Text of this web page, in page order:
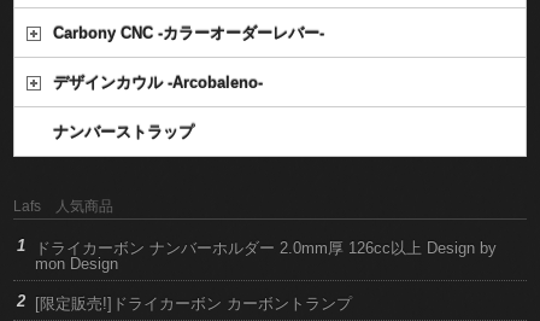
Carbony CNC -カラーオーダーレバー-
デザインカウル -Arcobaleno-
ナンバーストラップ
Lafs 人気商品
ドライカーボン ナンバーホルダー 2.0mm厚 126cc以上 Design by
mon Design
[限定販売!]ドライカーボン カーボントランプ